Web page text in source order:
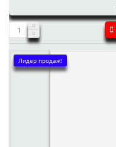
Лидер продаж!